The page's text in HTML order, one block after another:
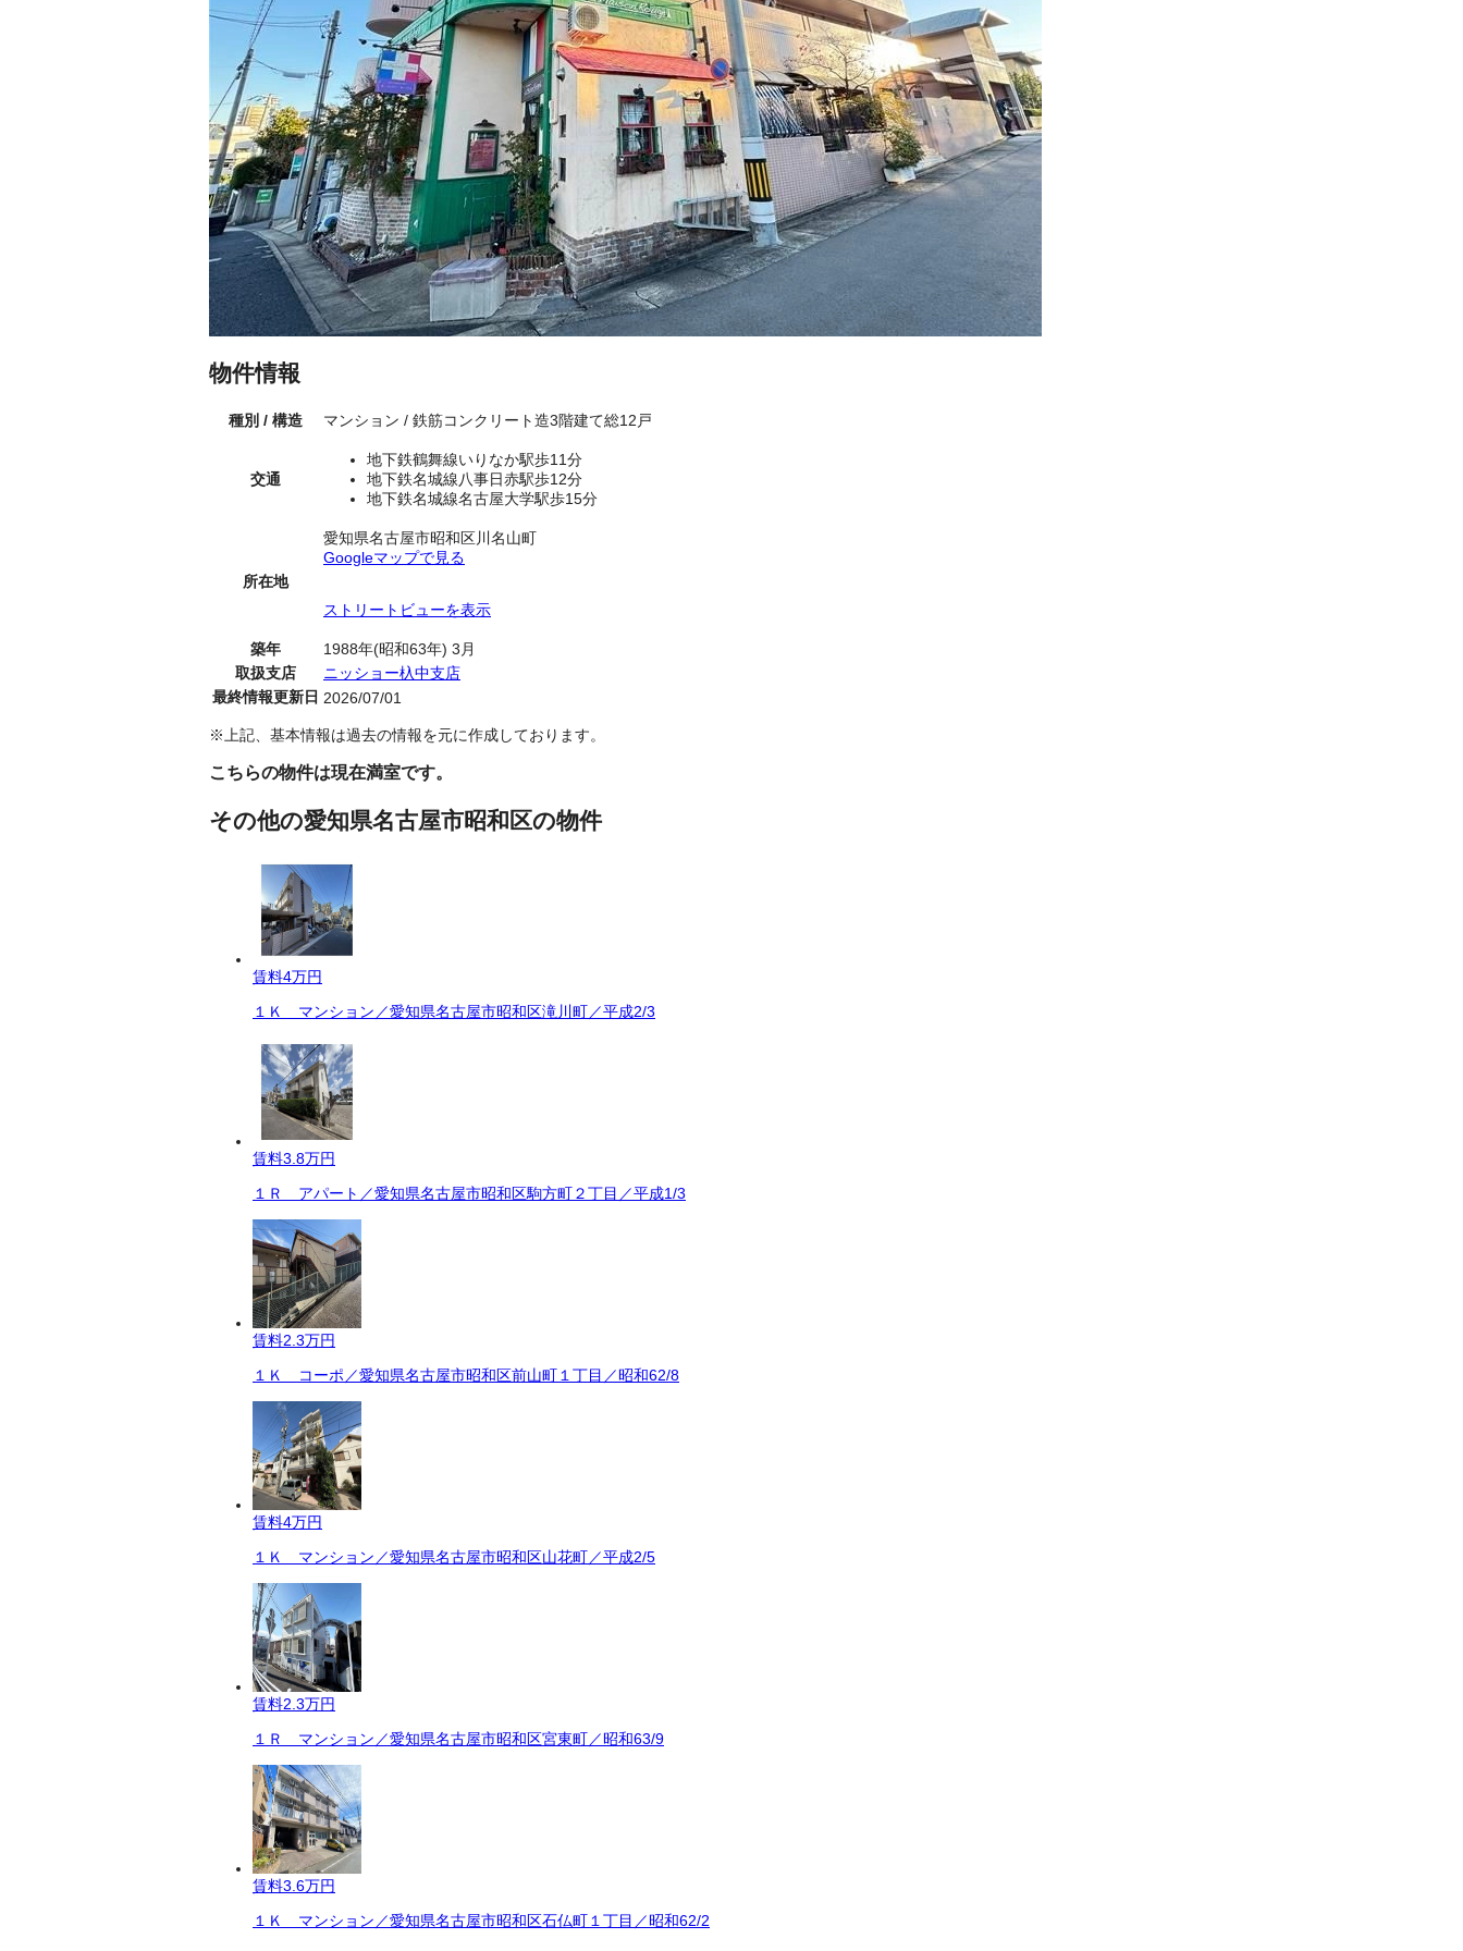
物件情報
種別 / 構造 マンション / 鉄筋コンクリート造3階建て総12戸
交通
地下鉄鶴舞線いりなか駅歩11分
地下鉄名城線八事日赤駅歩12分
地下鉄名城線名古屋大学駅歩15分
所在地
愛知県名古屋市昭和区川名山町
Googleマップで見る
ストリートビューを表示
築年
1988年(昭和63年) 3月
取扱支店
ニッショー杁中支店
最終情報更新日 2026/07/01
※上記、基本情報は過去の情報を元に作成しております。
こちらの物件は現在満室です。
その他の愛知県名古屋市昭和区の物件
賃料4万円
１Ｋ マンション／愛知県名古屋市昭和区滝川町／平成2/3
賃料3.8万円
１Ｒ アパート／愛知県名古屋市昭和区駒方町２丁目／平成1/3
賃料2.3万円
１Ｋ コーポ／愛知県名古屋市昭和区前山町１丁目／昭和62/8
賃料4万円
１Ｋ マンション／愛知県名古屋市昭和区山花町／平成2/5
賃料2.3万円
１Ｒ マンション／愛知県名古屋市昭和区宮東町／昭和63/9
賃料3.6万円
１Ｋ マンション／愛知県名古屋市昭和区石仏町１丁目／昭和62/2